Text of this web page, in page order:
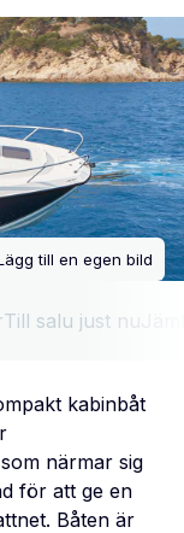
till en egen bild
Till salu just nu
kabinbåt
närmar sig
för att ge en
Båten är